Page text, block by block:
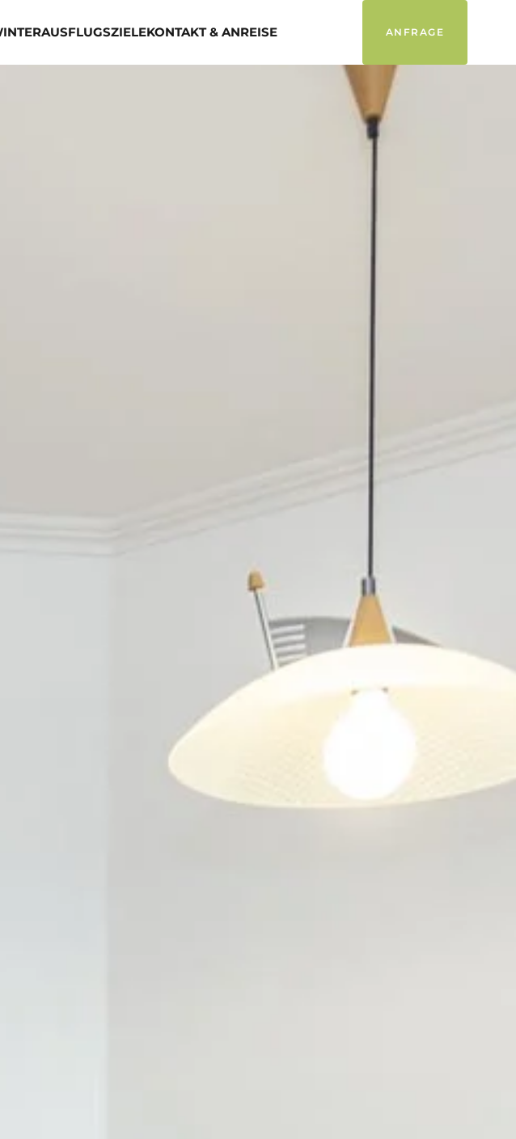
AUSFLUGSZIELEKONTAKT & ANREISE ANFRAGE